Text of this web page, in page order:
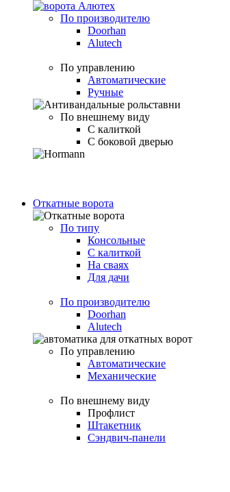
По производителю
Doorhan
Alutech
По управлению
Автоматические
Ручные
По внешнему виду
С калиткой
С боковой дверью
Откатные ворота
По типу
Консольные
С калиткой
На сваях
Для дачи
По производителю
Doorhan
Alutech
По управлению
Автоматические
Механические
По внешнему виду
Профлист
Штакетник
Сэндвич-панели